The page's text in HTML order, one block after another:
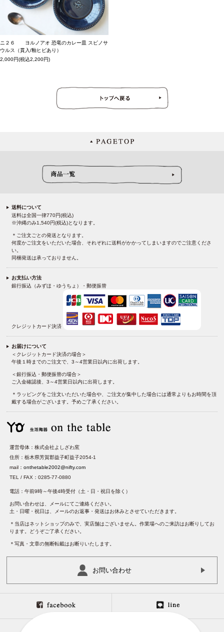
ニ２６ ヨルノアオ 恐竜のカレー皿 スピノサ
ウルス（貫入/釉ヒビあり）
2,000円(税込2,200円)
送料について
送料は全国一律770円(税込)
※沖縄のみ1,540円(税込)となります。
＊ご注文ごとの発送となります。
何度かご注文をいただいた場合、それぞれに送料がかかってしまいますのでご注意くださ
い。
同梱発送は承っておりません。
お支払い方法
銀行振込（みずほ・ゆうちょ）・郵便振替
クレジットカード決済
お届けについて
＜クレジットカード決済の場合＞
午後１時までのご注文で、3～4営業日以内に出荷します。
＜銀行振込・郵便振替の場合＞
ご入金確認後、3～4営業日以内に出荷します。
＊ラッピングをご注文いただいた場合や、ご注文が集中した場合には通常よりもお時間を頂
戴する場合がございます。予めご了承ください。
運営母体：株式会社よしざわ窯
住所：栃木県芳賀郡益子町益子2054-1
mail：onthetable2002@nifty.com
TEL / FAX：0285-77-0880
電話：午前9時～午後4時受付（土・日・祝日を除く）
お問い合わせは、メールにてご連絡ください。
土・日曜・祝日は、メールのお返事・発送はお休みとさせていただきます。
＊当店はネットショップのみで、実店舗はございません。作業場へのご来訪はお断りしてお
ります。どうぞご了承ください。
＊写真・文章の無断転載はお断りいたします。
お問い合わせ